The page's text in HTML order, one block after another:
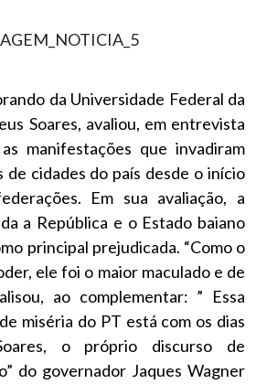
da Universidade Federal da
Soares, avaliou, em entrevista
manifestações que invadiram
de cidades do país desde o início
Em sua avaliação, a
a República e o Estado baiano
principal prejudicada. “Como o
ele foi o maior maculado e de
ao complementar: ” Essa
miséria do PT está com os dias
o próprio discurso de
do governador Jaques Wagner